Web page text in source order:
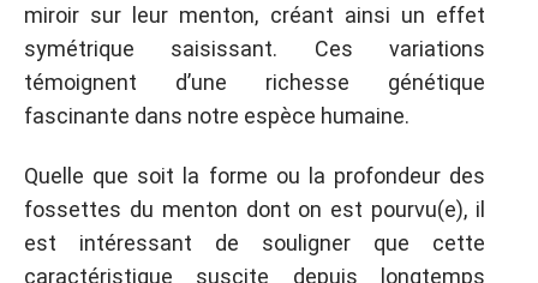
miroir sur leur menton, créant ainsi un effet
symétrique saisissant. Ces variations
témoignent d’une richesse génétique
fascinante dans notre espèce humaine.
Quelle que soit la forme ou la profondeur des
fossettes du menton dont on est pourvu(e), il
est intéressant de souligner que cette
caractéristique suscite depuis longtemps